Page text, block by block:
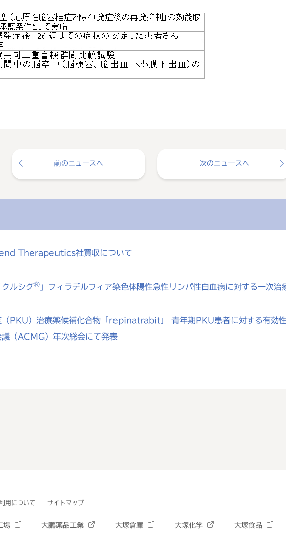
前のニュースへ 次のニュースへ
Therapeutics社買収について
ルシグ® 」フィラデルフィア染色体陽性急性リンパ性白血病に対する一次
（PKU）治療薬候補化合物「repinatrabit」 青年期PKU患者に対する有効
議（ACMG）年次総会にて発表
用について サイトマップ
場 大鵬薬品工業 大塚倉庫 大塚化学 大塚食品